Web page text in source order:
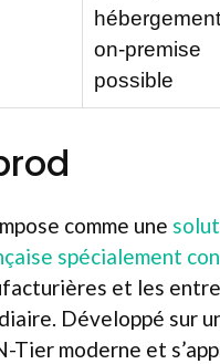
hébergement
on-premise
possible
comme une
spécialement
et les
Développé sur
Tier moderne et